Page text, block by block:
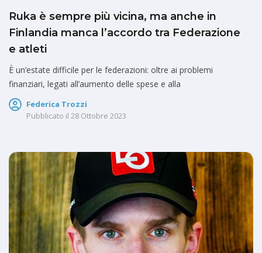
Ruka è sempre più vicina, ma anche in
Finlandia manca l’accordo tra Federazione
e atleti
È un’estate difficile per le federazioni: oltre ai problemi
finanziari, legati all’aumento delle spese e alla
Federica Trozzi
Pubblicato il 28 Ottobre 2023